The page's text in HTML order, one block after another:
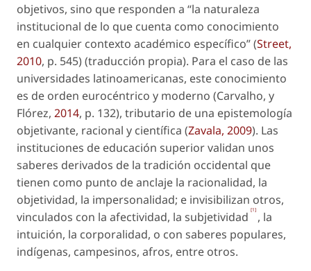
objetivos, sino que responden a “la naturaleza
institucional de lo que cuenta como conocimiento
en cualquier contexto académico específico” (Street,
2010, p. 545) (traducción propia). Para el caso de las
universidades latinoamericanas, este conocimiento
es de orden eurocéntrico y moderno (Carvalho, y
Flórez, 2014, p. 132), tributario de una epistemología
objetivante, racional y científica (Zavala, 2009). Las
instituciones de educación superior validan unos
saberes derivados de la tradición occidental que
tienen como punto de anclaje la racionalidad, la
objetividad, la impersonalidad; e invisibilizan otros,
vinculados con la afectividad, la subjetividad [1] , la
intuición, la corporalidad, o con saberes populares,
indígenas, campesinos, afros, entre otros.